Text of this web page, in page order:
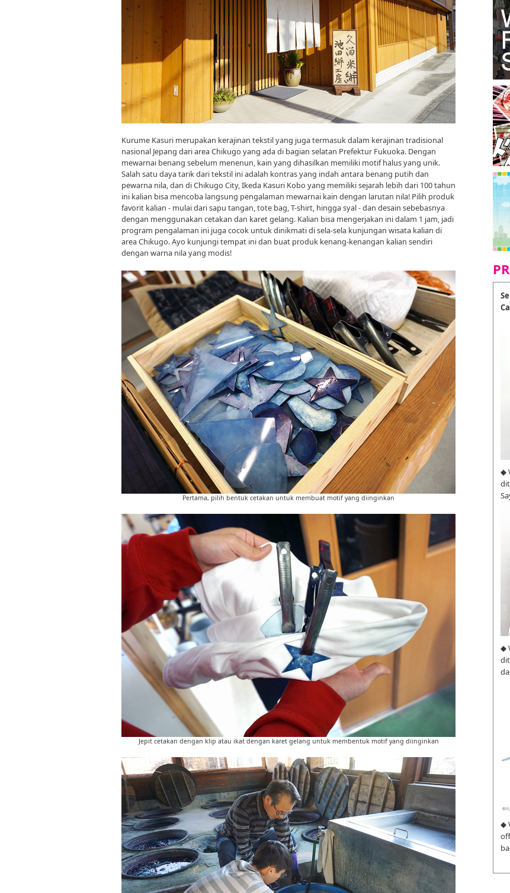
Kurume Kasuri merupakan kerajinan tekstil yang juga termasuk dalam kerajinan tradisional
nasional Jepang dari area Chikugo yang ada di bagian selatan Prefektur Fukuoka. Dengan
mewarnai benang sebelum menenun, kain yang dihasilkan memiliki motif halus yang unik.
Salah satu daya tarik dari tekstil ini adalah kontras yang indah antara benang putih dan
pewarna nila, dan di Chikugo City, Ikeda Kasuri Kobo yang memiliki sejarah lebih dari 100 tahun
ini kalian bisa mencoba langsung pengalaman mewarnai kain dengan larutan nila! Pilih produk
favorit kalian - mulai dari sapu tangan, tote bag, T-shirt, hingga syal - dan desain sebebasnya
dengan menggunakan cetakan dan karet gelang. Kalian bisa mengerjakan ini dalam 1 jam, jadi
program pengalaman ini juga cocok untuk dinikmati di sela-sela kunjungan wisata kalian di
area Chikugo. Ayo kunjungi tempat ini dan buat produk kenang-kenangan kalian sendiri
dengan warna nila yang modis!
Pertama, pilih bentuk cetakan untuk membuat motif yang diinginkan
Jepit cetakan dengan klip atau ikat dengan karet gelang untuk membentuk motif yang diinginkan
◆
◆
◆